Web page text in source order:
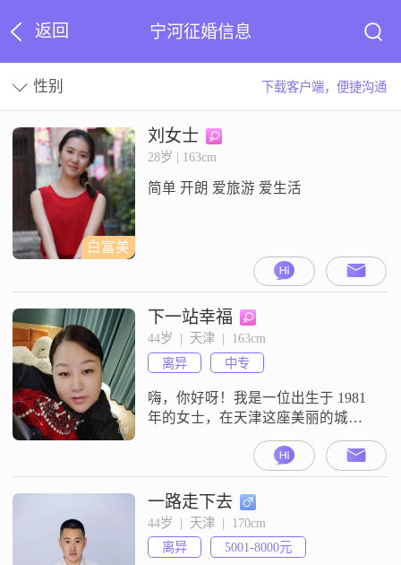
返回 宁河征婚信息
性别 下载客户端，便捷沟通
白富美
刘女士
28岁 | 163cm
简单 开朗 爱旅游 爱生活
下一站幸福
44岁  |  天津  |  163cm
离异
中专
嗨，你好呀！我是一位出生于 1981
年的女士，在天津这座美丽的城市
生活##3002##我身高 163cm，有着
中专的学历##3002##目前我的月收
入在 3001 - 5000 元之间##3002##我
觉得自己是个挺不错的人##3002##
我很善解人意，能理解和感受别人
的心情；性格开朗爱笑，总是能给
身边的人带来快乐#
一路走下去
44岁  |  天津  |  170cm
离异
5001-8000元